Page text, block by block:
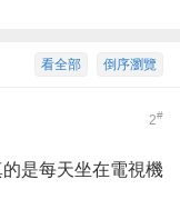
倒序瀏覽
看全部
2#
是每天坐在電視機